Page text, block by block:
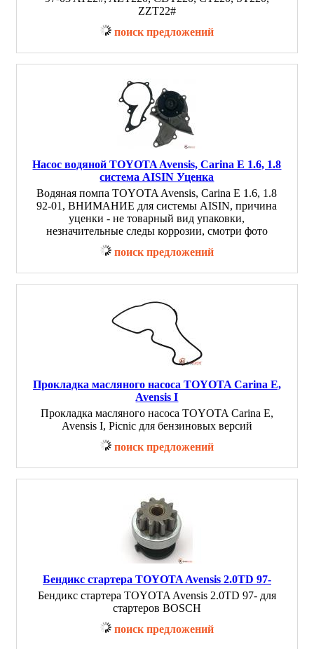
ZZT22#
поиск предложений
Насос водяной TOYOTA Avensis, Carina E 1.6, 1.8
система AISIN Уценка
Водяная помпа TOYOTA Avensis, Carina E 1.6, 1.8
92-01, ВНИМАНИЕ для системы AISIN, причина
уценки - не товарный вид упаковки,
незначительные следы коррозии, смотри фото
поиск предложений
Прокладка масляного насоса TOYOTA Carina E,
Avensis I
Прокладка масляного насоса TOYOTA Carina E,
Avensis I, Picnic для бензиновых версий
поиск предложений
Бендикс стартера TOYOTA Avensis 2.0TD 97-
Бендикс стартера TOYOTA Avensis 2.0TD 97- для
стартеров BOSCH
поиск предложений